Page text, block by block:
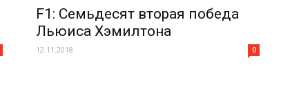
F1: Семьдесят вторая победа
Льюиса Хэмилтона
12.11.2018 0